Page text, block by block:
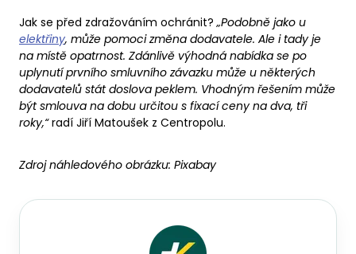
Jak se před zdražováním ochránit? „Podobně jako u
elektřiny, může pomoci změna dodavatele. Ale i tady je
na místě opatrnost. Zdánlivě výhodná nabídka se po
uplynutí prvního smluvního závazku může u některých
dodavatelů stát doslova peklem. Vhodným řešením může
být smlouva na dobu určitou s fixací ceny na dva, tři
roky,“radí Jiří Matoušek z Centropolu.
Zdroj náhledového obrázku: Pixabay